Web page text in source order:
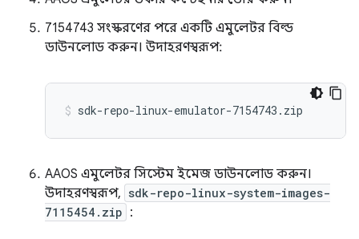
7154743 সংস্করণের পরে একটি এমুলেটর বিল্ড
ডাউনলোড করুন। উদাহরণস্বরূপ:
AAOS এমুলেটর সিস্টেম ইমেজ ডাউনলোড করুন।
উদাহরণস্বরূপ, sdk-repo-linux-system-images-
7115454.zip :